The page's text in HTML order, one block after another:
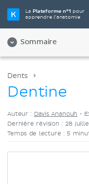
La Plateforme n°1 pour
apprendre l’anatomie
Sommaire
Choisissez
Vidéos
Dents
Dentine
Auteur : Davis Ananouh •
Dernière révision : 28
Temps de lecture : 5